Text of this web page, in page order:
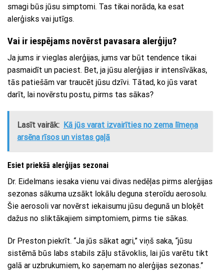
smagi būs jūsu simptomi. Tas tikai norāda, ka esat
alerģisks vai jutīgs.
Vai ir iespējams novērst pavasara alerģiju?
Ja jums ir vieglas alerģijas, jums var būt tendence tikai
pasmaidīt un paciest. Bet, ja jūsu alerģijas ir intensīvākas,
tās patiešām var traucēt jūsu dzīvi. Tātad, ko jūs varat
darīt, lai novērstu postu, pirms tas sākas?
Lasīt vairāk: Kā jūs varat izvairīties no zema līmeņa
arsēna rīsos un vistas gaļā
Esiet priekšā alerģijas sezonai
Dr. Eidelmans iesaka vienu vai divas nedēļas pirms alerģijas
sezonas sākuma uzsākt lokālu deguna steroīdu aerosolu.
Šie aerosoli var novērst iekaisumu jūsu degunā un bloķēt
dažus no sliktākajiem simptomiem, pirms tie sākas.
Dr Preston piekrīt. “Ja jūs sākat agri,” viņš saka, “jūsu
sistēmā būs labs stabils zāļu stāvoklis, lai jūs varētu tikt
galā ar uzbrukumiem, ko saņemam no alerģijas sezonas.”